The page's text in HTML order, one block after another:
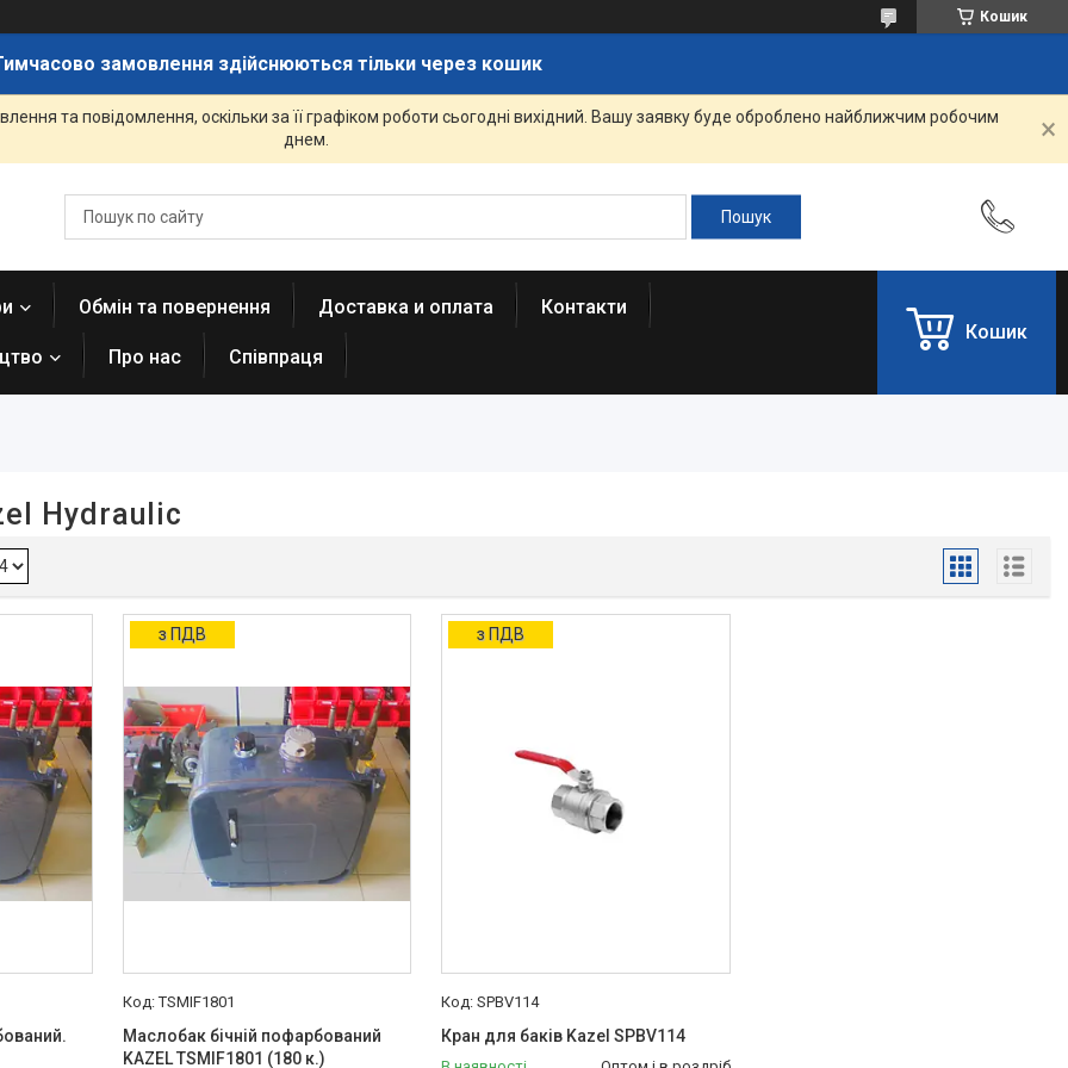
Кошик
замовлення здійснюються тільки через кошик
та повідомлення, оскільки за її графіком роботи сьогодні вихідний. Вашу заявку буде оброблено найближчим робочим
днем.
Обмін та повернення Доставка и оплата Контакти
Про нас Співпраця
Кошик
Hydraulic
з ПДВ
TSMIF1801
Маслобак бічній пофарбований
KAZEL TSMIF1801 (180 к.)
з ПДВ
SPBV114
Кран для баків Kazel SPBV114